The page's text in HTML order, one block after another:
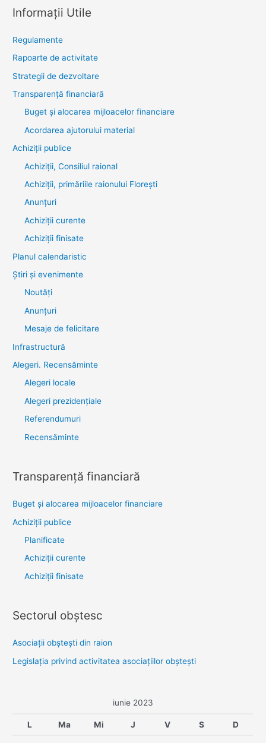
Informații Utile
Regulamente
Rapoarte de activitate
Strategii de dezvoltare
Transparenţă financiară
Buget și alocarea mijloacelor financiare
Acordarea ajutorului material
Achiziţii publice
Achiziții, Consiliul raional
Achiziții, primăriile raionului Florești
Anunțuri
Achiziții curente
Achiziții finisate
Planul calendaristic
Știri şi evenimente
Noutăţi
Anunţuri
Mesaje de felicitare
Infrastructură
Alegeri. Recensăminte
Alegeri locale
Alegeri prezidențiale
Referendumuri
Recensăminte
Transparenţă financiară
Buget și alocarea mijloacelor financiare
Achiziţii publice
Planificate
Achiziții curente
Achiziții finisate
Sectorul obştesc
Asociaţii obşteşti din raion
Legislaţia privind activitatea asociaţiilor obşteşti
iunie 2023
L Ma Mi J V S D